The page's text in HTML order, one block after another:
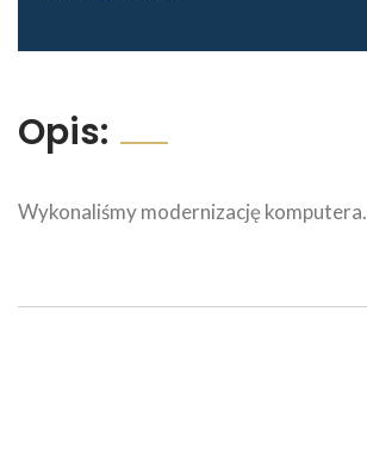
Opis:
Wykonaliśmy modernizację komputera.